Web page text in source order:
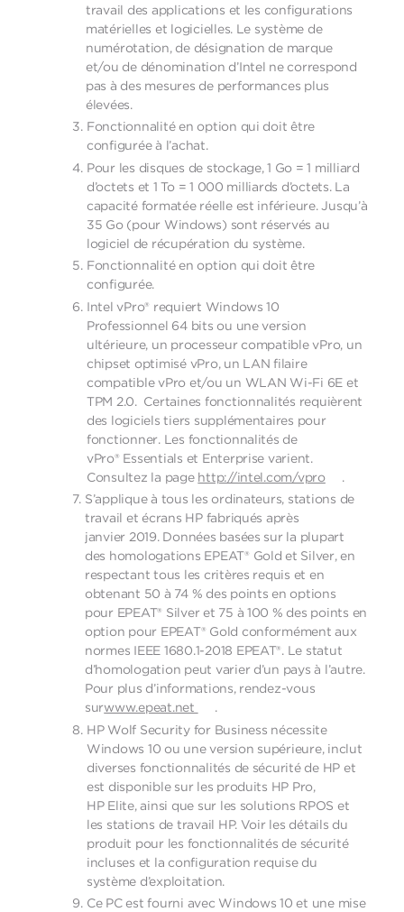
travail des applications et les configurations
matérielles et logicielles. Le système de
numérotation, de désignation de marque
et/ou de dénomination d’Intel ne correspond
pas à des mesures de performances plus
élevées.
Fonctionnalité en option qui doit être
configurée à l’achat.
Pour les disques de stockage, 1 Go = 1 milliard
d’octets et 1 To = 1 000 milliards d’octets. La
capacité formatée réelle est inférieure. Jusqu’à
35 Go (pour Windows) sont réservés au
logiciel de récupération du système.
Fonctionnalité en option qui doit être
configurée.
Intel vPro® requiert Windows 10
Professionnel 64 bits ou une version
ultérieure, un processeur compatible vPro, un
chipset optimisé vPro, un LAN filaire
compatible vPro et/ou un WLAN Wi-Fi 6E et
TPM 2.0. Certaines fonctionnalités requièrent
des logiciels tiers supplémentaires pour
fonctionner. Les fonctionnalités de
vPro® Essentials et Enterprise varient.
Consultez la page http://intel.com/vpro
.
S’applique à tous les ordinateurs, stations de
travail et écrans HP fabriqués après
janvier 2019. Données basées sur la plupart
des homologations EPEAT® Gold et Silver, en
respectant tous les critères requis et en
obtenant 50 à 74 % des points en options
pour EPEAT® Silver et 75 à 100 % des points en
option pour EPEAT® Gold conformément aux
normes IEEE 1680.1-2018 EPEAT®. Le statut
d’homologation peut varier d’un pays à l’autre.
Pour plus d’informations, rendez-vous
surwww.epeat.net
.
HP Wolf Security for Business nécessite
Windows 10 ou une version supérieure, inclut
diverses fonctionnalités de sécurité de HP et
est disponible sur les produits HP Pro,
HP Elite, ainsi que sur les solutions RPOS et
les stations de travail HP. Voir les détails du
produit pour les fonctionnalités de sécurité
incluses et la configuration requise du
système d’exploitation.
Ce PC est fourni avec Windows 10 et une mise